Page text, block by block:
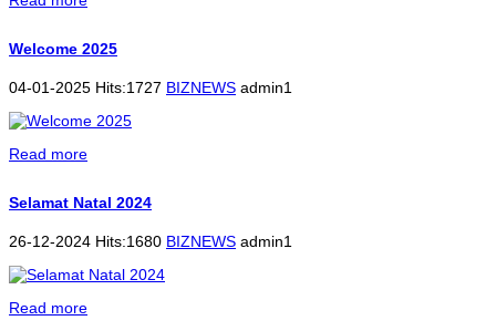
Welcome 2025
04-01-2025 Hits:1727 BIZNEWS admin1
Read more
Selamat Natal 2024
26-12-2024 Hits:1680 BIZNEWS admin1
Read more